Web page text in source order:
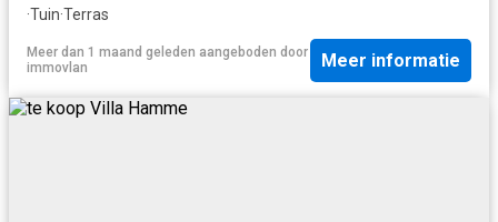
·Tuin·Terras
Meer dan 1 maand geleden aangeboden door
immovlan
Meer informatie